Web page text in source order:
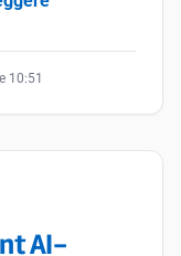
10:51
AI-